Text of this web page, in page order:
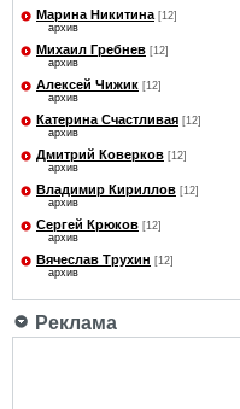
Марина Никитина [12]
архив
Михаил Гребнев [12]
архив
Алексей Чижик [12]
архив
Катерина Счастливая [12]
архив
Дмитрий Коверков [12]
архив
Владимир Кириллов [12]
архив
Сергей Крюков [12]
архив
Вячеслав Трухин [12]
архив
Реклама